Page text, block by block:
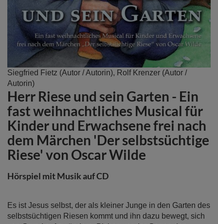
Siegfried Fietz (Autor / Autorin), Rolf Krenzer (Autor /
Autorin)
Herr Riese und sein Garten - Ein
fast weihnachtliches Musical für
Kinder und Erwachsene frei nach
dem Märchen 'Der selbstsüchtige
Riese' von Oscar Wilde
Hörspiel mit Musik auf CD
Es ist Jesus selbst, der als kleiner Junge in den Garten des
selbstsüchtigen Riesen kommt und ihn dazu bewegt, sich
Zum
Anfang
der
Bildergalerie
springen